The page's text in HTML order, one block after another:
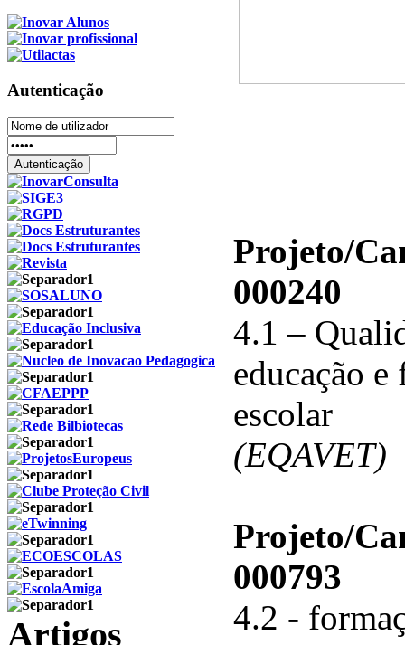
Projeto/
000240
4.1 –
educação e
escolar
(EQAVET)
Projeto/
000793
4.2 -
Autenticação
Artigos